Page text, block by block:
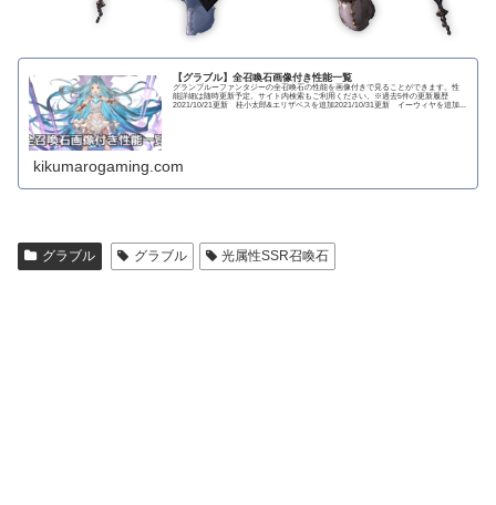
【グラブル】全召喚石画像付き性能一覧
グランブルーファンタジーの全召喚石の性能を画像付きで見ることができます。性
能詳細は随時更新予定。サイト内検索もご利用ください。※過去5件の更新履歴
2021/10/21更新 桂小太郎&エリザベスを追加2021/10/31更新 イーウィヤを追加...
kikumarogaming.com
グラブル グラブル 光属性SSR召喚石